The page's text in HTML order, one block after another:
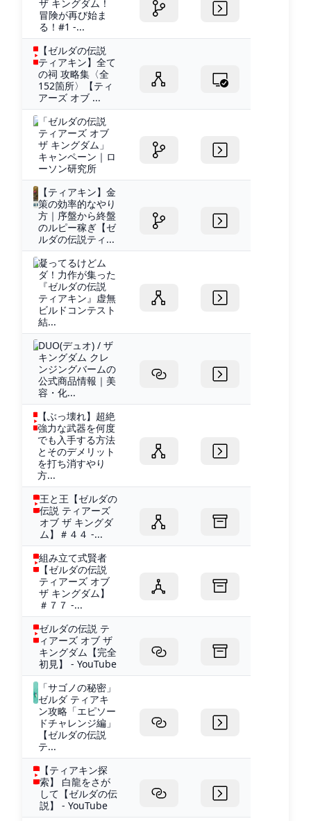
ザ キングダム！
冒険が再び始ま
る！#1 -...
【ゼルダの伝説
ティアキン】全て
の祠 攻略集〈全
152箇所〉【ティ
アーズ オブ ...
「ゼルダの伝説
ティアーズ オブ
ザ キングダム」
キャンペーン｜ロ
ーソン研究所
【ティアキン】金
策の効率的なやり
方｜序盤から終盤
のルピー稼ぎ【ゼ
ルダの伝説ティ...
凝ってるけどム
ダ！力作が集った
『ゼルダの伝説
ティアキン』虚無
ビルドコンテスト
結...
DUO(デュオ) / ザ
キングダム クレ
ンジングバームの
公式商品情報｜美
容・化...
【ぶっ壊れ】超絶
強力な武器を何度
でも入手する方法
とそのデメリット
を打ち消すやり
方...
王と王【ゼルダの
伝説 ティアーズ
オブ ザ キングダ
ム】＃４４ -...
組み立て式賢者
【ゼルダの伝説
ティアーズ オブ
ザ キングダム】
＃７７ -...
ゼルダの伝説 テ
ィアーズ オブ ザ
キングダム【完全
初見】 - YouTube
「サゴノの秘密」
ゼルダ ティアキ
ン攻略「エピソー
ドチャレンジ編」
【ゼルダの伝説
テ...
【ティアキン探
索】 白龍をさが
して【ゼルダの伝
説】 - YouTube